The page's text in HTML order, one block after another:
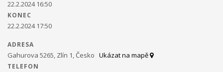
Ministerstvo práce a sociálních věcí ve spolupráci s
občanským sdružením Kamarád Nenuda realizují v
napomáhá zdravému vývoji dítěte, přes zkvalitnění vztahů
v rodině a prostřednictvím rodinného zážitkového odpoledne
22.2.2024 16:50
KONEC
22.2.2024 17:50
ADRESA
Gahurova 5265, Zlín 1, Česko Ukázat na mapě
TELEFON